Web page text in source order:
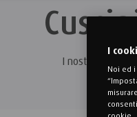
I nostri cuscini
I
Noi ed